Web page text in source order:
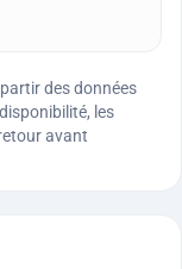
des données
les
avant